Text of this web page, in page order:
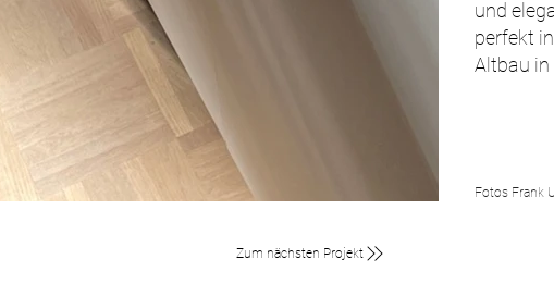
und
perfekt
Altbau in
Fotos Frank
Zum nächsten Projekt